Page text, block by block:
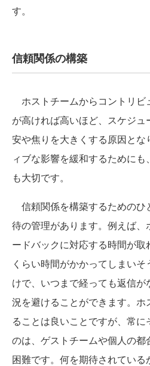
す。
信頼関係の構築
ホストチームからコントリビ
が高ければ高いほど、スケジ
安や焦りを大きくする原因と
ィブな影響を緩和するために
も大切です。
信頼関係を構築するためのひ
待の管理があります。例えば、
ードバックに対応する時間が
くらい時間がかかってしまい
けで、いつまで経っても返信
況を避けることができます。
ることは良いことですが、常に
のは、ゲストチームや個人の
困難です。何を期待されてい